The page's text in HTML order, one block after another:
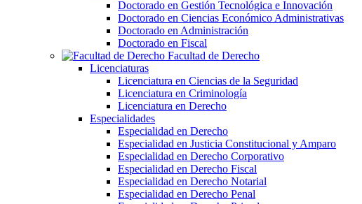
Doctorado en Gestión Tecnológica e Innovación
Doctorado en Ciencias Económico Administrativas
Doctorado en Administración
Doctorado en Fiscal
Facultad de Derecho
Licenciaturas
Licenciatura en Ciencias de la Seguridad
Licenciatura en Criminología
Licenciatura en Derecho
Especialidades
Especialidad en Derecho
Especialidad en Justicia Constitucional y Amparo
Especialidad en Derecho Corporativo
Especialidad en Derecho Fiscal
Especialidad en Derecho Notarial
Especialidad en Derecho Penal